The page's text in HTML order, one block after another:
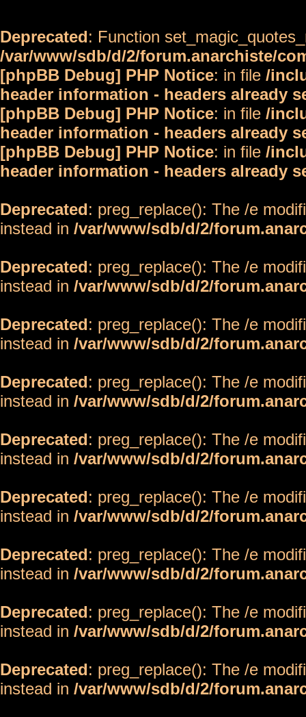
Deprecated: Function
/var/www/sdb/d/2/forum.anarchiste/
[phpBB Debug] PHP Notice: in file /
header information - headers already
[phpBB Debug] PHP Notice: in file /
header information - headers already
[phpBB Debug] PHP Notice: in file /
header information - headers already
Deprecated: preg_replace(): The /e
instead in /var/www/sdb/d/2/
Deprecated: preg_replace(): The /e
instead in /var/www/sdb/d/2/
Deprecated: preg_replace(): The /e
instead in /var/www/sdb/d/2/
Deprecated: preg_replace(): The /e
instead in /var/www/sdb/d/2/
Deprecated: preg_replace(): The /e
instead in /var/www/sdb/d/2/
Deprecated: preg_replace(): The /e
instead in /var/www/sdb/d/2/
Deprecated: preg_replace(): The /e
instead in /var/www/sdb/d/2/
Deprecated: preg_replace(): The /e
instead in /var/www/sdb/d/2/
Deprecated: preg_replace(): The /e
instead in /var/www/sdb/d/2/